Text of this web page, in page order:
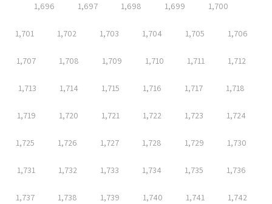
1,696 1,697 1,698 1,699 1,700
1,701 1,702 1,703 1,704 1,705 1,706
1,707 1,708 1,709 1,710 1,711 1,712
1,713 1,714 1,715 1,716 1,717 1,718
1,719 1,720 1,721 1,722 1,723 1,724
1,725 1,726 1,727 1,728 1,729 1,730
1,731 1,732 1,733 1,734 1,735 1,736
1,737 1,738 1,739 1,740 1,741 1,742